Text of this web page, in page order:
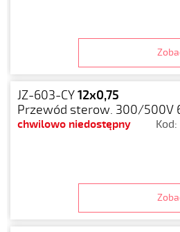
JZ-603-CY12x0,75
Przewód sterow. 300/500V
chwilowo niedostępny Kod: